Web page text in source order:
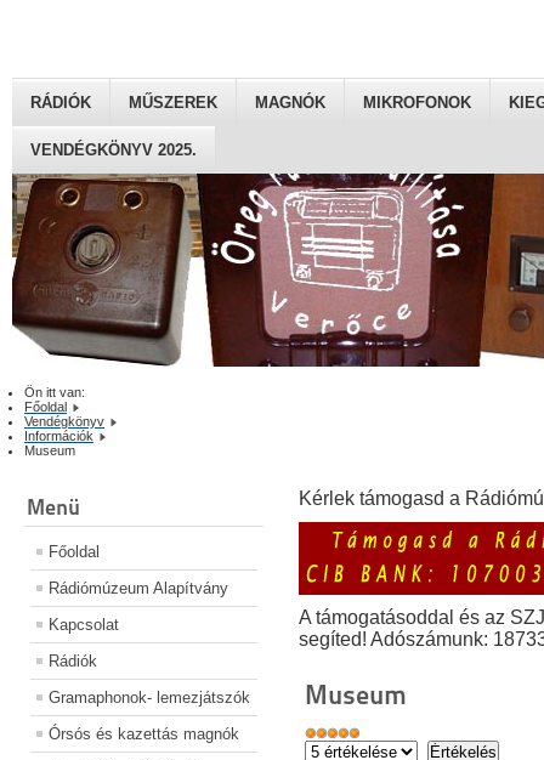
RÁDIÓK MŰSZEREK MAGNÓK MIKROFONOK
VENDÉGKÖNYV 2025.
Ön itt van:
Főoldal
Vendégkönyv
Információk
Museum
Menü
Főoldal
Rádiómúzeum Alapítvány
Kapcsolat
Rádiók
Gramaphonok- lemezjátszók
Órsós és kazettás magnók
Kérlek támogasd a
A támogatásoddal és az
segíted! Adószámunk:
Museum